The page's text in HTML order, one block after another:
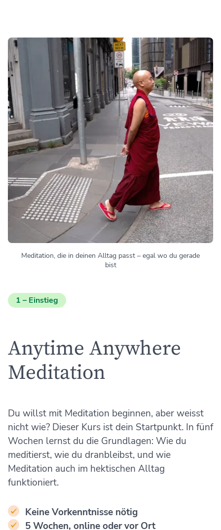
1 – Einstieg
Anytime Anywhere
Meditation
Du willst mit Meditation beginnen, aber weisst
nicht wie? Dieser Kurs ist dein Startpunkt. In fünf
Wochen lernst du die Grundlagen: Wie du
meditierst, wie du dranbleibst, und wie
Meditation auch im hektischen Alltag
funktioniert.
Keine Vorkenntnisse nötig
5 Wochen, online oder vor Ort
Meditation, die in deinen Alltag passt – egal wo du gerade
bist